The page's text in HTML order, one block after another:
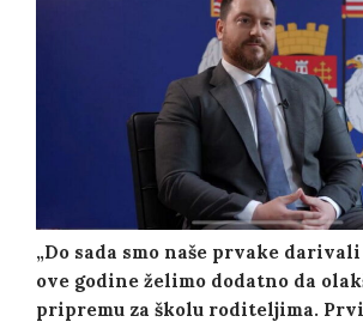
„Do sada smo naše prvake
ove godine želimo dodatno da
pripremu za školu roditeljima.